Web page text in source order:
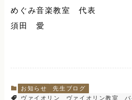
めぐみ音楽教室 代表
須田 愛
お知らせ
先生ブログ
ヴァイオリン
ヴァイオリン教室